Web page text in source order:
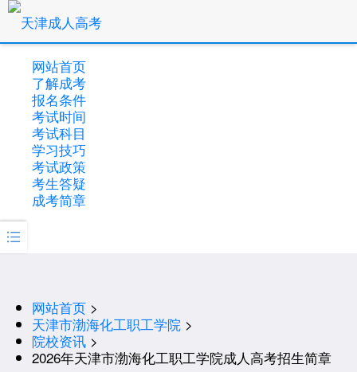
网站首页
了解成考
报名条件
考试时间
考试科目
学习技巧
考试政策
考生答疑
成考简章

网站首页 >
天津市渤海化工职工学院 >
院校资讯 >
2026年天津市渤海化工职工学院成人高考招生简章